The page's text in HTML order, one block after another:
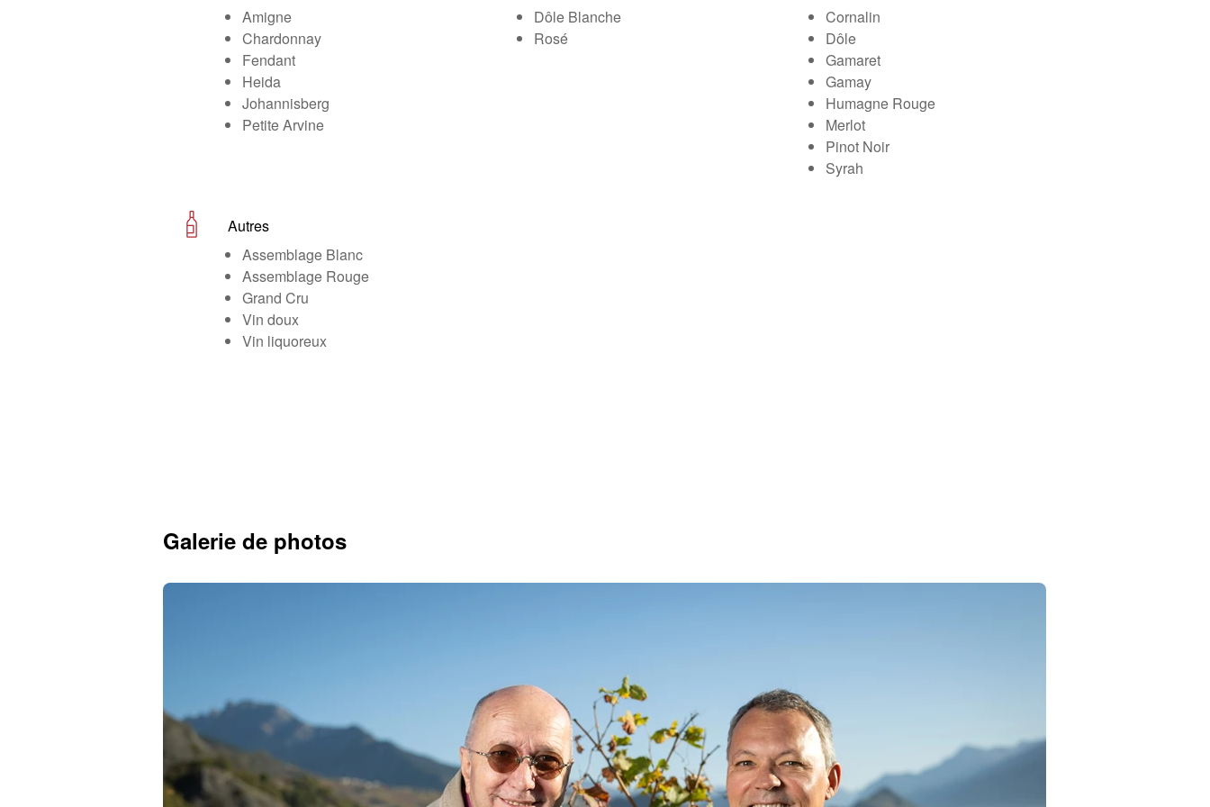
Amigne
Chardonnay
Fendant
Heida
Johannisberg
Petite Arvine
Dôle Blanche
Rosé
Cornalin
Dôle
Gamaret
Gamay
Humagne Rouge
Merlot
Pinot Noir
Syrah
Autres
Assemblage Blanc
Assemblage Rouge
Grand Cru
Vin doux
Vin liquoreux
Galerie de photos